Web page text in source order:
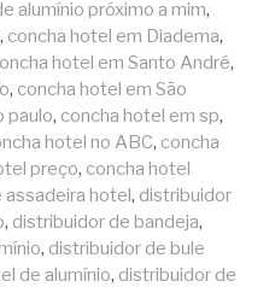
alumínio próximo a mim,
, concha hotel em Diadema,
hotel em Santo André,
, concha hotel em São
paulo, concha hotel em sp,
hotel no ABC, concha
preço, concha hotel
hotel, distribuidor
, distribuidor de bandeja,
, distribuidor de bule
de alumínio, distribuidor de